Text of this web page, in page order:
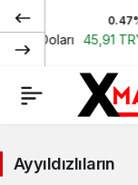
0.47%
Doları 45,91 TRY
Ayyıldızlıların